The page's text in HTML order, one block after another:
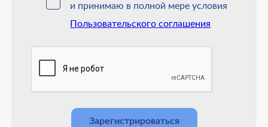
и принимаю в полной мере условия
Пользовательского соглашения